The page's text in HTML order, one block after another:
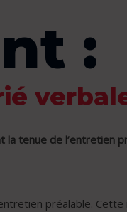
:
la tenue de
préalable.